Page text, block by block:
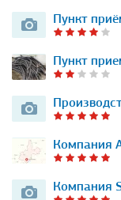
Пункт
Пункт
Компания
Компания